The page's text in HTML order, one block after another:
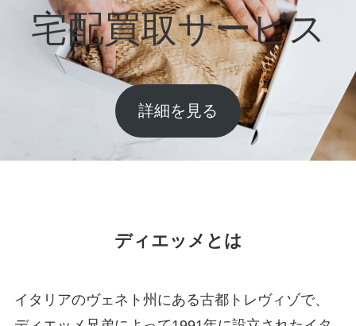
宅配買取サービス
詳細を見る
ディエッメとは
イタリアのヴェネト州にある古都トレヴィゾで、